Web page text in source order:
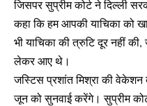
जिसपर सुप्रीम कोर्ट ने दिल्ली
कहा कि हम आपकी याचिका को
भी याचिका की त्रुटि दूर नहीं
लेकर आए थे।
जस्टिस प्रशांत मिश्रा की
जून को सुनवाई करेंगे। सुप्रीम